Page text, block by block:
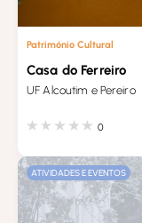
Património Cultural
Casa do Ferreiro
UF Alcoutim e Pereiro
0
ATIVIDADES E EVENTOS